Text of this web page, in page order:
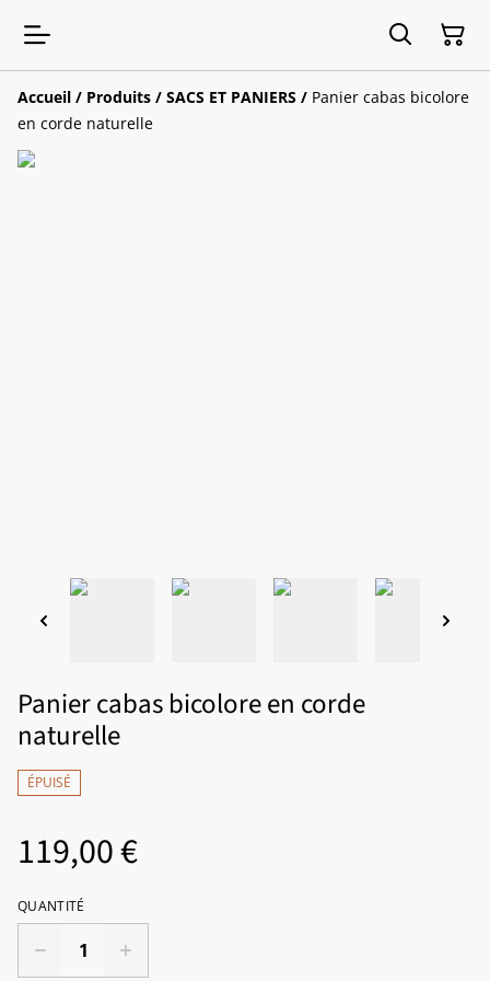
Accueil / Produits / SACS ET PANIERS / Panier cabas bicolore
en corde naturelle
Panier cabas bicolore en corde
naturelle
ÉPUISÉ
119,00 €
QUANTITÉ